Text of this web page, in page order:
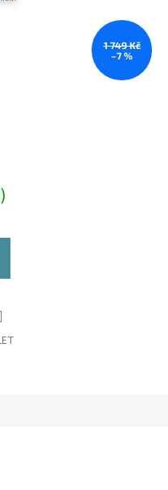
1 749 Kč
–7 %